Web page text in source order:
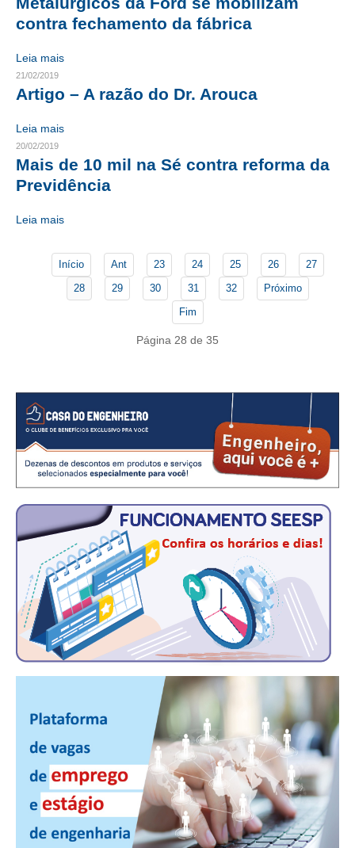
CONTATO
CURSOS
ENGENHEIRO EMPREENDEDOR
SEESP EDUCAÇÃO
PLATAFORMAS GRATUITAS
BENEFÍCIOS
APOSENTADORIA
CONVÊNIOS
PLANO DE SAÚDE
COMUNICAÇÃO
PALAVRA DO MURILO
NOTÍCIAS
CONTEÚDO ESPECIAL
JORNAL DO ENGENHEIRO
AGENDA
SEESP NOTÍCIAS
NOTÍCIAS NO WHATSAPP
FOTOS
PUBLICAÇÕES
PUBLICIDADE
MANUAL DE REDAÇÃO
RELEASES
CONTATO
contra fechamento da fábrica
Leia mais
21/02/2019
Artigo – A razão do Dr. Arouca
Leia mais
20/02/2019
Mais de 10 mil na Sé contra reforma da
Previdência
Leia mais
Início Ant 23 24 25 26
27
28
29 30 31 32
Próximo
Fim
Página 28 de 35